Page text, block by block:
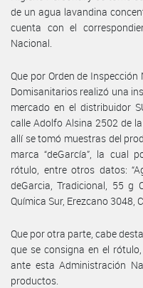
de un agua lavandina
cuenta con el
Nacional.
Que por Orden de
Domisanitarios realizó una
mercado en el distribuidor
calle Adolfo Alsina 2502 de
allí se tomó muestras del
marca “deGarcía”, la cual
rótulo, entre otros datos:
deGarcia, Tradicional, 55 g
Química Sur, Erezcano 3048,
Que por otra parte, cabe
que se consigna en el
ante esta Administración
productos.